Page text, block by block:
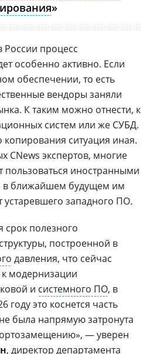
»
России процесс
особенно активно. Если
обеспечении, то есть
вендоры заняли
К таким можно отнести, к
систем или же СУБД.
копирования ситуация иная.
экспертов, многие
иностранными
в ближайшем будущем им
устаревшего западного ПО.
срок полезного
построенной в
давления, что сейчас
модернизации
и системного ПО, в
году это коснется часть
была напрямую затронута
— уверен
, директор департамента